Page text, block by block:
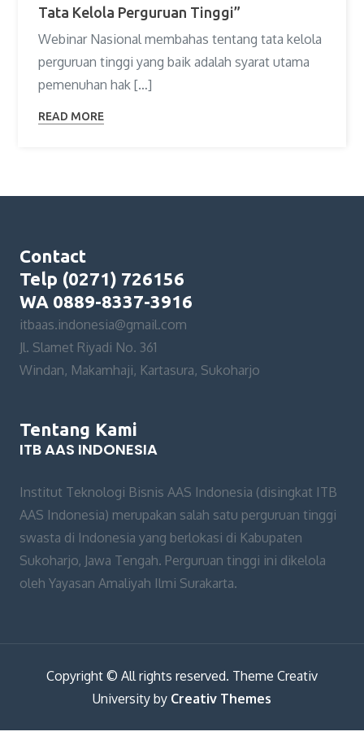
Tata Kelola Perguruan Tinggi”
Webinar Nasional membahas tentang tata kelola
perguruan tinggi yang baik adalah syarat utama
pemenuhan hak […]
READ MORE
Contact
Telp (0271) 726156
WA 0889-8337-3916
itbaas.indonesia@gmail.com
Jl. Slamet Riyadi No. 361
Windan, Makamhaji, Kartasura, Sukoharjo
Tentang Kami
ITB AAS INDONESIA
Institut Teknologi Bisnis AAS Indonesia (disingkat ITB
AAS Indonesia) merupakan salah satu perguruan tinggi
swasta di Indonesia yang berlokasi di Kabupaten
Sukoharjo, Jawa Tengah. Perguruan tinggi ini dikelola
oleh Yayasan Amaliyah Ilmi Surakarta.
Copyright © All rights reserved. Theme Creativ
University by Creativ Themes